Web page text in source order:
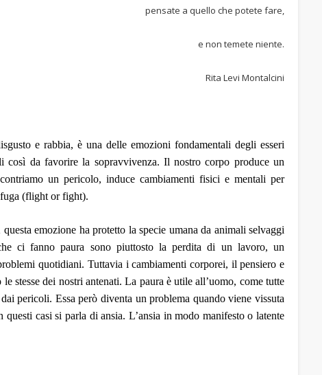
pensate a quello che potete fare,
e non temete niente.
Rita Levi Montalcini
e rabbia, è una delle emozioni fondamentali degli esseri
così da favorire la sopravvivenza. Il nostro corpo produce un
un pericolo,induce cambiamenti fisici e mentaliper
(flight or fight).
questa emozione ha protetto la specie umana da animali selvaggi
ci fannopaura sono piuttosto la perdita di un lavoro, un
quotidiani. Tuttavia i cambiamenti corporei, il pensiero e
stesse dei nostri antenati. La paura è utile all’uomo, come tutte
pericoli. Essa però diventa un problema quando viene vissuta
questi casi si parla diansia. L’ansia in modo manifesto o latente